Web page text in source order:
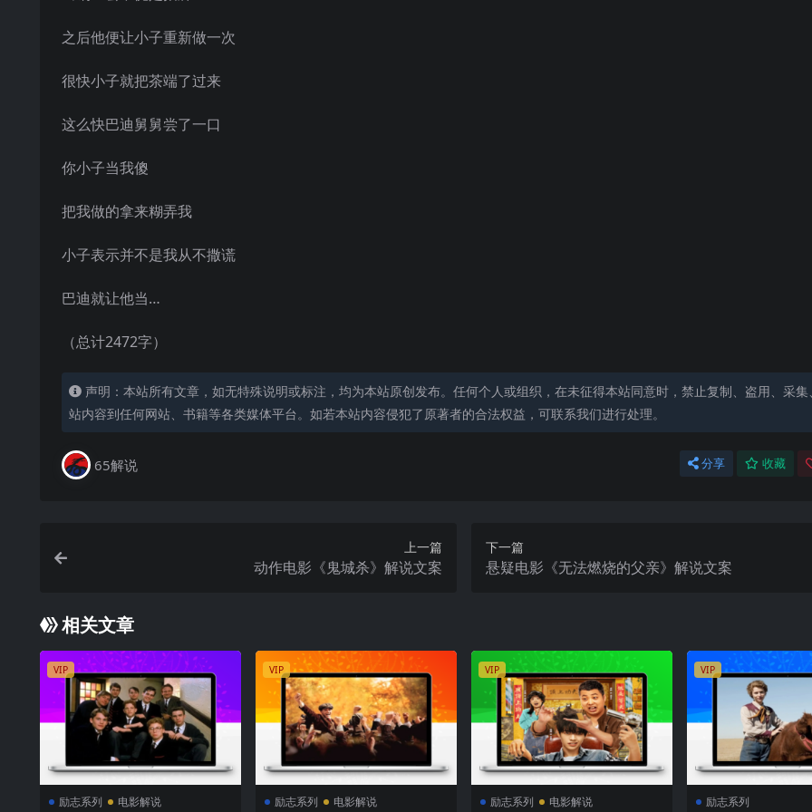
之后他便让小子重新做一次
很快小子就把茶端了过来
这么快巴迪舅舅尝了一口
你小子当我傻
把我做的拿来糊弄我
小子表示并不是我从不撒谎
巴迪就让他当…
（总计2472字）
声明：本站所有文章，如无特殊说明或标注，均为本站原创发布。任何个人或组织，在未征得本站同意时，禁止复制、盗用、采
站内容到任何网站、书籍等各类媒体平台。如若本站内容侵犯了原著者的合法权益，可联系我们进行处理。
65解说 分享 收藏
上一篇
动作电影《鬼城杀》解说文案
下一篇
悬疑电影《无法燃烧的父亲》解说文案
相关文章
VIP
励志系列 电影解说
VIP
励志系列 电影解说
VIP
励志系列 电影解说
VIP
励志系列